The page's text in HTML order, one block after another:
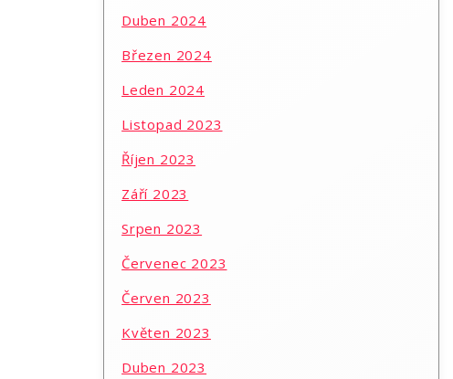
Duben 2024
Březen 2024
Leden 2024
Listopad 2023
Říjen 2023
Září 2023
Srpen 2023
Červenec 2023
Červen 2023
Květen 2023
Duben 2023